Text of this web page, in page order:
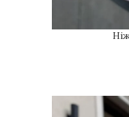
ДОДАТИ В